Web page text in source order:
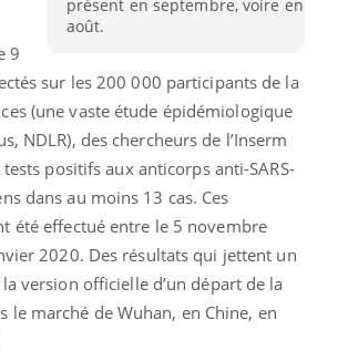
présent en septembre, voire en
août.
9
sur les 200 000 participants de la
(une vaste étude épidémiologique
NDLR), des chercheurs de l’Inserm
positifs aux anticorps anti-SARS-
dans au moins 13 cas. Ces
été effectué entre le 5 novembre
2020. Des résultats qui jettent un
version officielle d’un départ de la
le marché de Wuhan, en Chine, en